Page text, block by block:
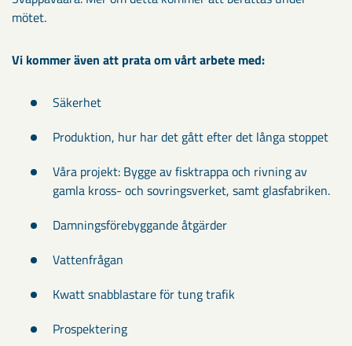
mötet.
Vi kommer även att prata om vårt arbete med:
Säkerhet
Produktion, hur har det gått efter det långa stoppet
Våra projekt: Bygge av fisktrappa och rivning av
gamla kross- och sovringsverket, samt glasfabriken.
Damningsförebyggande åtgärder
Vattenfrågan
Kwatt snabblastare för tung trafik
Prospektering